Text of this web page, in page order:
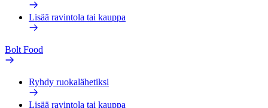
Lisää ravintola tai kauppa
Bolt Food
Ryhdy ruokalähetiksi
Lisää ravintola tai kauppa